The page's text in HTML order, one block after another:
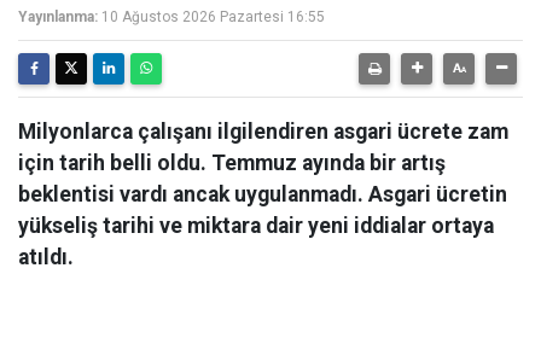
Yayınlanma: 10 Ağustos 2026 Pazartesi 16:55
Milyonlarca çalışanı ilgilendiren asgari ücrete zam
için tarih belli oldu. Temmuz ayında bir artış
beklentisi vardı ancak uygulanmadı. Asgari ücretin
yükseliş tarihi ve miktara dair yeni iddialar ortaya
atıldı.